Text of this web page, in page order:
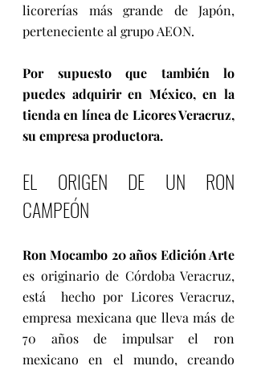
licorerías más grande de Japón,
perteneciente al grupo AEON.
Por supuesto que también lo
puedes adquirir en México, en la
tienda en línea de Licores Veracruz,
su empresa productora.
EL ORIGEN DE UN RON
CAMPEÓN
Ron Mocambo 20 años Edición Arte
es originario de Córdoba Veracruz,
está  hecho por Licores Veracruz,
empresa mexicana que lleva más de
70 años de impulsar el ron
mexicano en el mundo, creando